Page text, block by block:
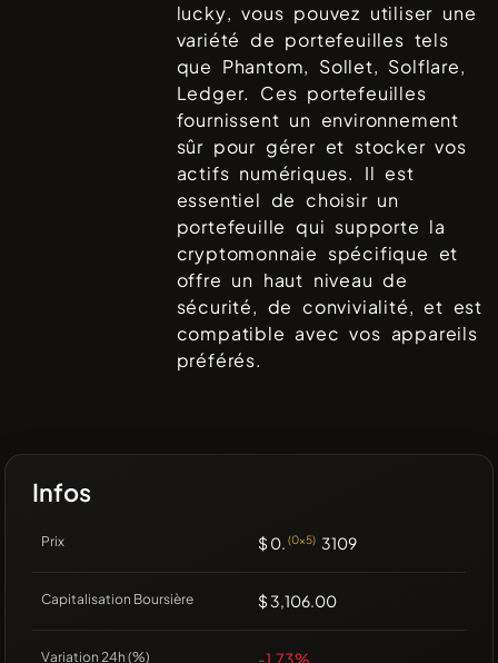
lucky, vous pouvez utiliser une
variété de portefeuilles tels
que Phantom, Sollet, Solflare,
Ledger. Ces portefeuilles
fournissent un environnement
sûr pour gérer et stocker vos
actifs numériques. Il est
essentiel de choisir un
portefeuille qui supporte la
cryptomonnaie spécifique et
offre un haut niveau de
sécurité, de convivialité, et est
compatible avec vos appareils
préférés.
Infos
Prix $ 0. (0x5) 3109
Capitalisation Boursière $ 3,106.00
Variation 24h (%)